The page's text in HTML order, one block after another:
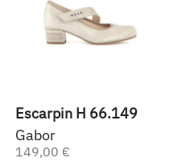
Escarpin H 66.149
Gabor
149,00 €